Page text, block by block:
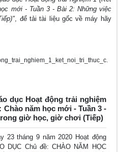
mới - Tuần 3 - Bài 2: Những việc
, để tải tài liệu gốc về máy hãy
dục Hoạt động trải nghiệm
năm học mới - Tuần 3 -
giờ học, giờ chơi (Tiếp)
23 tháng 9 năm 2020 Hoạt động
DỤC Chủ đề: CHÀO NĂM HỌC